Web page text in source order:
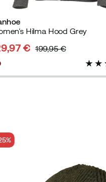
Hilma Hood Grey
€ 199,95 €